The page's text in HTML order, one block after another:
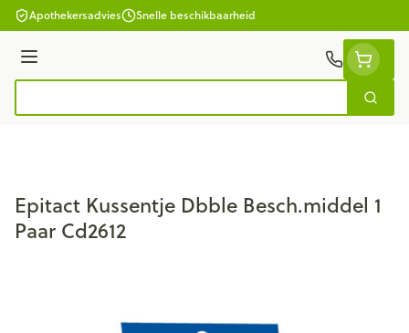
Ga naar de inhoud
Apothekersadvies Snelle beschikbaarheid
Menu
Zoek
Epitact Kussentje Dbble Besch.middel 1
Paar Cd2612